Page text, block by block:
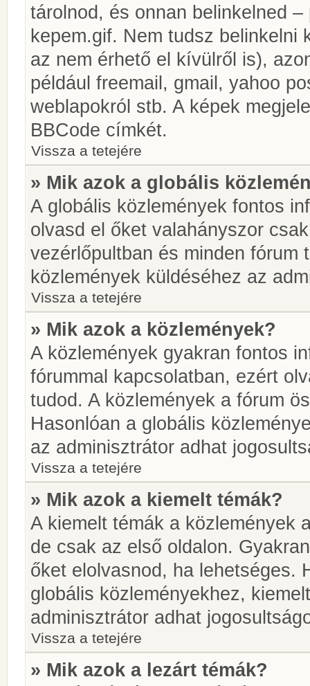
tárolnod, és onnan belinkelned
kepem.gif. Nem tudsz belinkelni
az nem érhető el kívülről is),
például freemail, gmail, yahoo
weblapokról stb. A képek
BBCode címkét.
Vissza a tetejére
» Mik azok a globális
A globális közlemények fontos
olvasd el őket valahányszor
vezérlőpultban és minden fórum
közlemények küldéséhez az
Vissza a tetejére
» Mik azok a közlemények?
A közlemények gyakran fontos
fórummal kapcsolatban, ezért
tudod. A közlemények a fórum
Hasonlóan a globális
az adminisztrátor adhat
Vissza a tetejére
» Mik azok a kiemelt témák?
A kiemelt témák a közlemények
de csak az első oldalon.
őket elolvasnod, ha lehetséges.
globális közleményekhez,
adminisztrátor adhat
Vissza a tetejére
» Mik azok a lezárt témák?